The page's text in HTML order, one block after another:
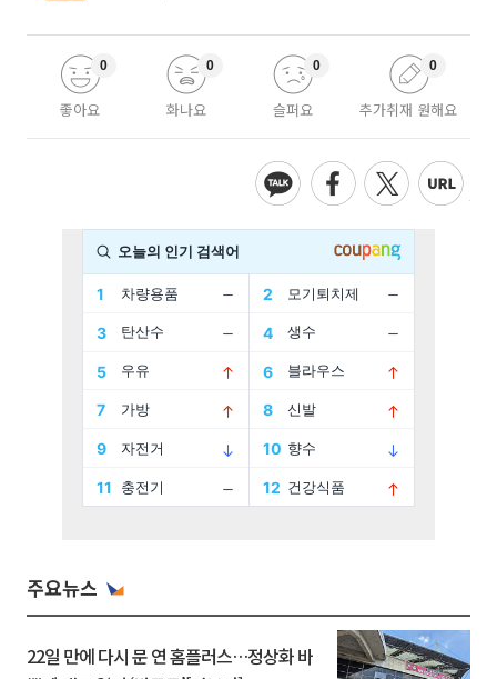
좋아요
0
화나요
0
슬퍼요
0
추가취재 원해요
0
주요뉴스
22일 만에 다시 문 연 홈플러스…정상화 바